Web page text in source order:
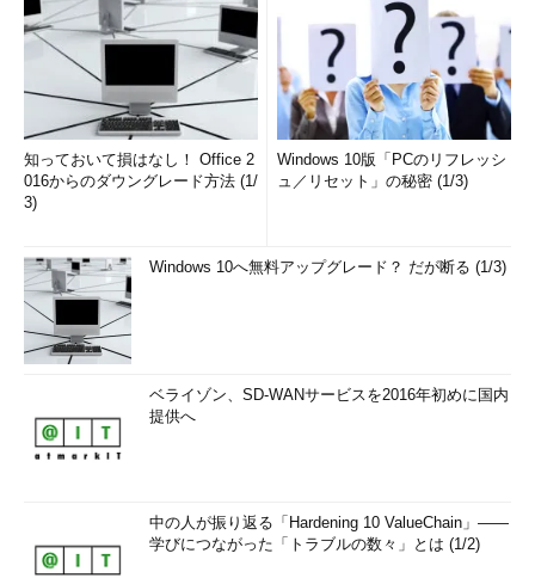
知っておいて損はなし！ Office 2
016からのダウングレード方法 (1/
3)
Windows 10版「PCのリフレッシ
ュ／リセット」の秘密 (1/3)
Windows 10へ無料アップグレード？ だが断る (1/3)
ベライゾン、SD-WANサービスを2016年初めに国内
提供へ
中の人が振り返る「Hardening 10 ValueChain」――
学びにつながった「トラブルの数々」とは (1/2)